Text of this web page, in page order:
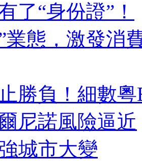
了“身份證”！
業態，激發消
勝負！細數
尼諾風險逼近
城市大變